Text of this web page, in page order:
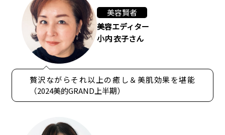
美容賢者
美容エディター
小内 衣子さん
贅沢ながらそれ以上の癒し＆美肌効果を堪能
（2024美的GRAND上半期）